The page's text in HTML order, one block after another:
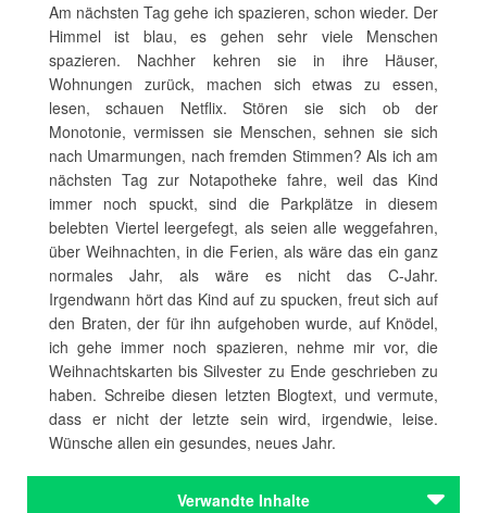
Am nächsten Tag gehe ich spazieren, schon wieder. Der
Himmel ist blau, es gehen sehr viele Menschen
spazieren. Nachher kehren sie in ihre Häuser,
Wohnungen zurück, machen sich etwas zu essen,
lesen, schauen Netflix. Stören sie sich ob der
Monotonie, vermissen sie Menschen, sehnen sie sich
nach Umarmungen, nach fremden Stimmen? Als ich am
nächsten Tag zur Notapotheke fahre, weil das Kind
immer noch spuckt, sind die Parkplätze in diesem
belebten Viertel leergefegt, als seien alle weggefahren,
über Weihnachten, in die Ferien, als wäre das ein ganz
normales Jahr, als wäre es nicht das C-Jahr.
Irgendwann hört das Kind auf zu spucken, freut sich auf
den Braten, der für ihn aufgehoben wurde, auf Knödel,
ich gehe immer noch spazieren, nehme mir vor, die
Weihnachtskarten bis Silvester zu Ende geschrieben zu
haben. Schreibe diesen letzten Blogtext, und vermute,
dass er nicht der letzte sein wird, irgendwie, leise.
Wünsche allen ein gesundes, neues Jahr.
Verwandte Inhalte